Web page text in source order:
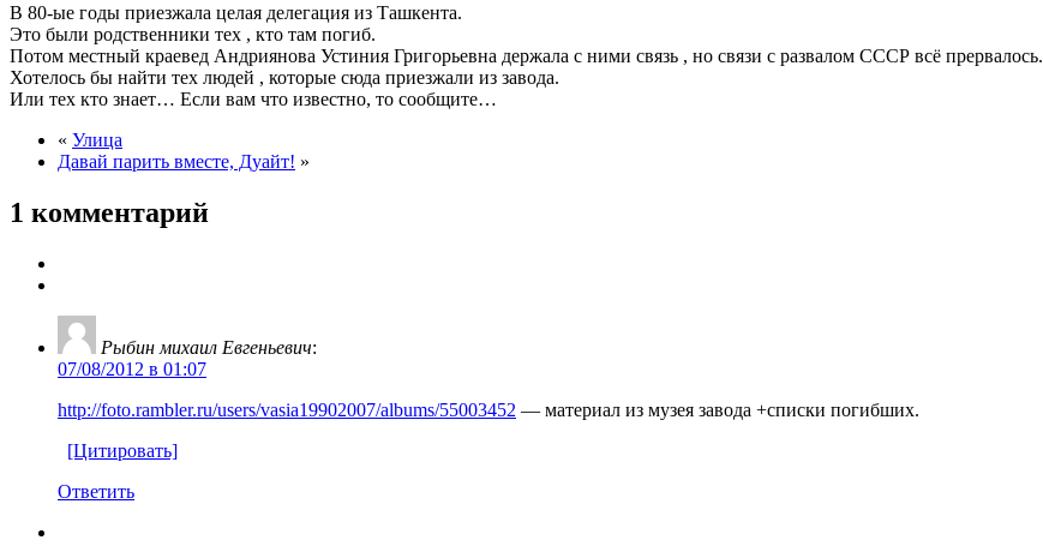
В 80-ые годы приезжала целая делегация из Ташкента.
Это были родственники тех , кто там погиб.
Потом местный краевед Андриянова Устиния Григорьевна держала с ними связь , но связи с развалом СССР всё прервалось.
Хотелось бы найти тех людей , которые сюда приезжали из завода.
Или тех кто знает… Если вам что известно, то сообщите…
« Улица
Давай парить вместе, Дуайт! »
1 комментарий
Рыбин михаил Евгеньевич:
07/08/2012 в 01:07
http://foto.rambler.ru/users/vasia19902007/albums/55003452 — материал из музея завода +списки погибших.
[Цитировать]
Ответить